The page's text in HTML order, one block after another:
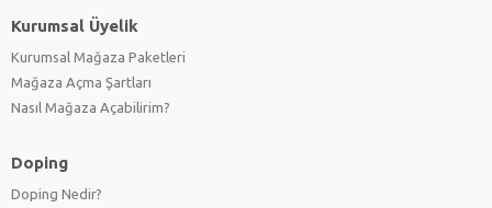
Kurumsal Üyelik
Kurumsal Mağaza Paketleri
Mağaza Açma Şartları
Nasıl Mağaza Açabilirim?
Doping
Doping Nedir?